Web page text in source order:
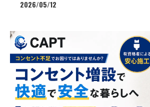
2026/05/12